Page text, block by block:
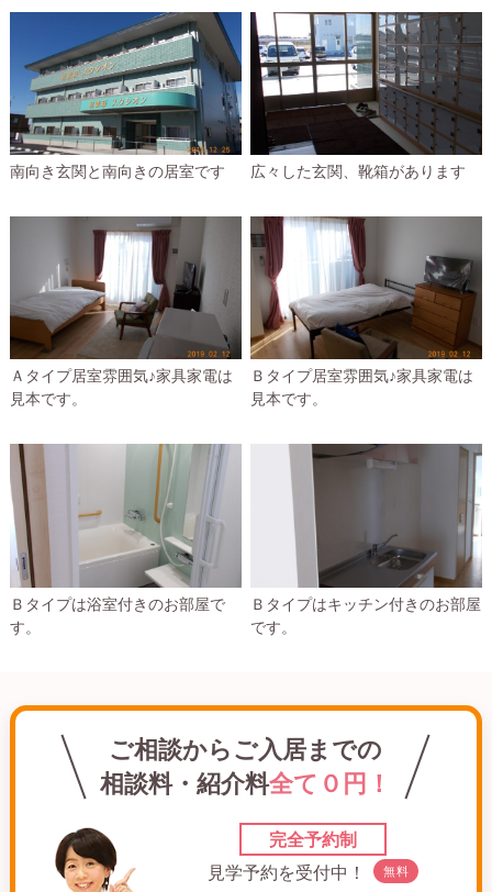
南向き玄関と南向きの居室です 広々した玄関、靴箱があります
Ａタイプ居室雰囲気♪家具家電は
見本です。
Ｂタイプ居室雰囲気♪家具家電は
見本です。
Ｂタイプは浴室付きのお部屋で
す。
Ｂタイプはキッチン付きのお部屋
です。
ご相談からご入居までの
相談料・紹介料全て０円！
完全予約制
見学予約を受付中！
無料